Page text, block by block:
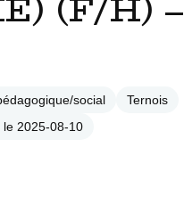
social
Ternois
le 2025-08-10